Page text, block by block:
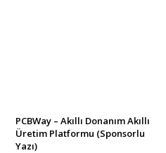
PCBWay – Akıllı Donanım Akıllı
Üretim Platformu (Sponsorlu
Yazı)